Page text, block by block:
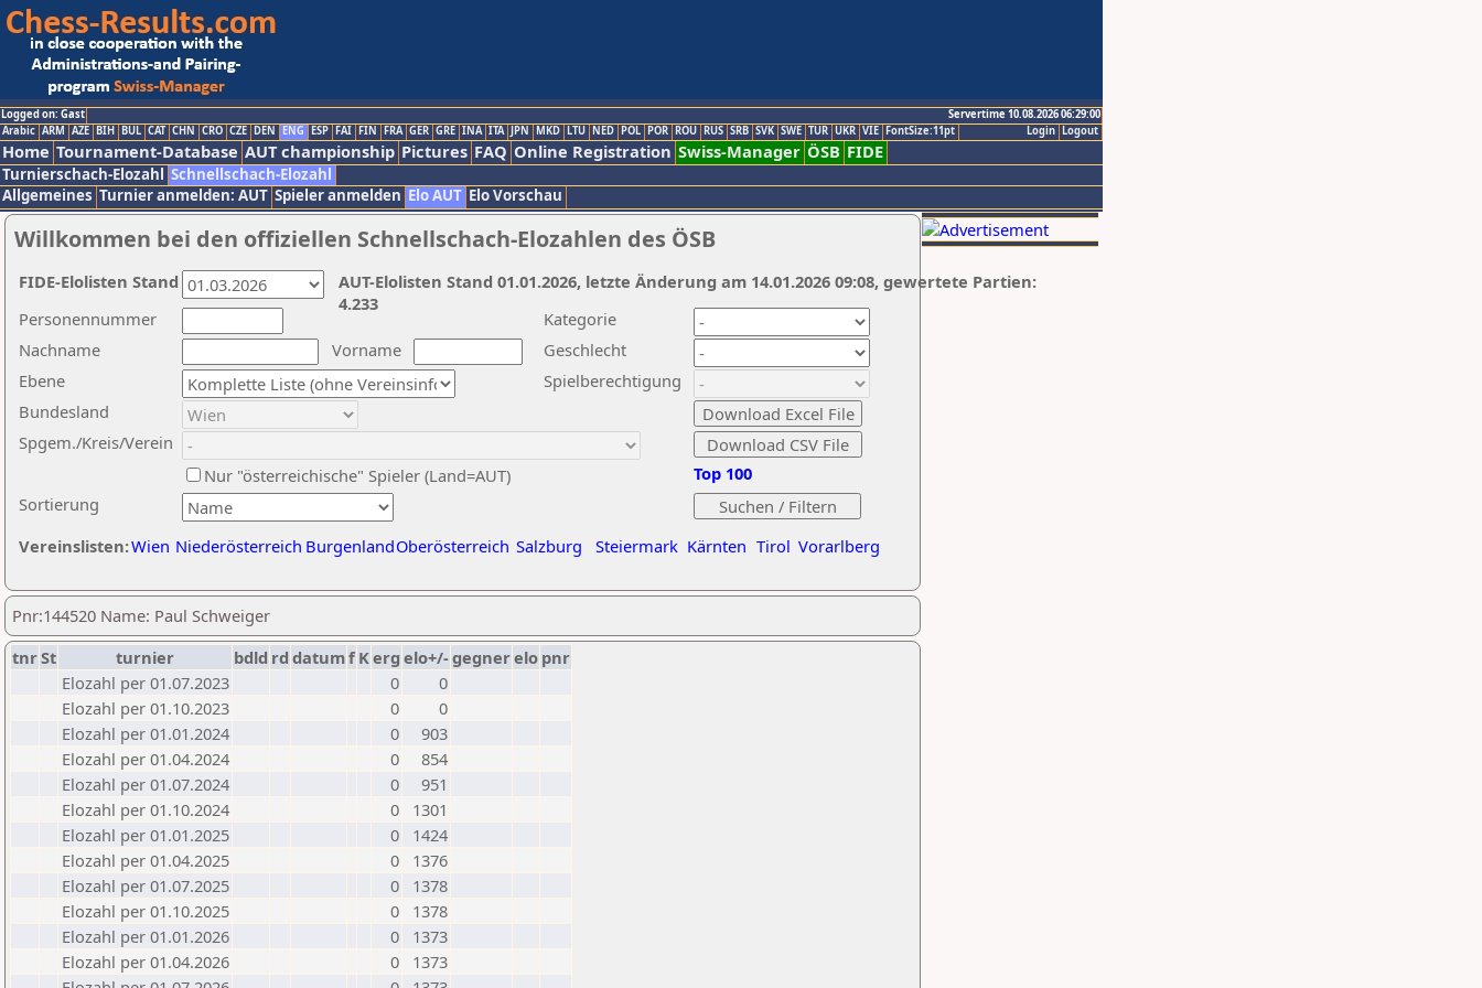
Logged on: Gast
Servertime 10.08.2026 06:29:00
Logout
Login
Arabic ARM AZE BIH BUL CAT CHN CRO CZE DEN ENG ESP FAI FIN FRA GER GRE INA ITA JPN MKD LTU NED POL POR ROU RUS SRB SVK SWE TUR UKR VIE FontSize:11pt
Home Tournament-Database AUT championship Pictures FAQ Online Registration Swiss-Manager ÖSB FIDE
Turnierschach-Elozahl Schnellschach-Elozahl
Allgemeines Turnier anmelden: AUT Spieler anmelden Elo AUT Elo Vorschau
Willkommen bei den offiziellen Schnellschach-Elozahlen des ÖSB
Nachname
Vorname
Ebene
Kategorie
Sortierung
Personennummer
Bundesland
Spgem./Kreis/Verein
Geschlecht
Nur "österreichische" Spieler (Land=AUT)
Spielberechtigung
Vereinslisten:Wien Niederösterreich BurgenlandOberösterreich Salzburg Steiermark Kärnten Tirol Vorarlberg
Top 100
AUT-Elolisten Stand 01.01.2026, letzte Änderung am 14.01.2026 09:08, gewertete Partien:
4.233
FIDE-Elolisten Stand
Pnr:144520 Name: Paul Schweiger
tnrSt turnier bdld rd datumf Kerg elo+/-gegnerelo pnr
Elozahl per 01.07.2023
0
0
Elozahl per 01.10.2023
0
0
Elozahl per 01.01.2024
0
903
Elozahl per 01.04.2024
0
854
Elozahl per 01.07.2024
0
951
Elozahl per 01.10.2024
0
1301
Elozahl per 01.01.2025
0
1424
Elozahl per 01.04.2025
0
1376
Elozahl per 01.07.2025
0
1378
Elozahl per 01.10.2025
0
1378
Elozahl per 01.01.2026
0
1373
Elozahl per 01.04.2026
0
1373